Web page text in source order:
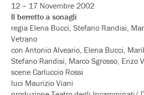
12 – 17 Novembre 2002
Il berretto a sonagli
regia Elena Bucci, Stefano Randisi,
Vetrano
con Antonio Alveario, Elena Bucci,
Stefano Randisi, Marco Sgrosso, Enzo
scene Carluccio Rossi
luci Maurizio Viani